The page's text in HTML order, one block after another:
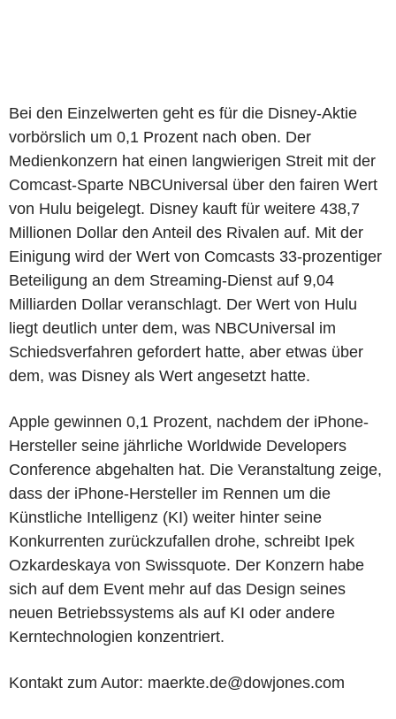
Bei den Einzelwerten geht es für die Disney-Aktie
vorbörslich um 0,1 Prozent nach oben. Der
Medienkonzern hat einen langwierigen Streit mit der
Comcast-Sparte NBCUniversal über den fairen Wert
von Hulu beigelegt. Disney kauft für weitere 438,7
Millionen Dollar den Anteil des Rivalen auf. Mit der
Einigung wird der Wert von Comcasts 33-prozentiger
Beteiligung an dem Streaming-Dienst auf 9,04
Milliarden Dollar veranschlagt. Der Wert von Hulu
liegt deutlich unter dem, was NBCUniversal im
Schiedsverfahren gefordert hatte, aber etwas über
dem, was Disney als Wert angesetzt hatte.
Apple gewinnen 0,1 Prozent, nachdem der iPhone-
Hersteller seine jährliche Worldwide Developers
Conference abgehalten hat. Die Veranstaltung zeige,
dass der iPhone-Hersteller im Rennen um die
Künstliche Intelligenz (KI) weiter hinter seine
Konkurrenten zurückzufallen drohe, schreibt Ipek
Ozkardeskaya von Swissquote. Der Konzern habe
sich auf dem Event mehr auf das Design seines
neuen Betriebssystems als auf KI oder andere
Kerntechnologien konzentriert.
Kontakt zum Autor: maerkte.de@dowjones.com